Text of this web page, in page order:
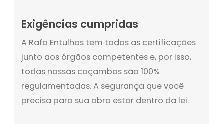
Exigências cumpridas
A Rafa Entulhos tem todas as certificações
junto aos órgãos competentes e, por isso,
todas nossas caçambas são 100%
regulamentadas. A segurança que você
precisa para sua obra estar dentro da lei.